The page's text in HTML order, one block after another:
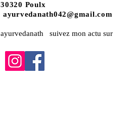
30320 Poulx
ayurvedanath042@gmail.com
ayurvedanath suivez mon actu sur